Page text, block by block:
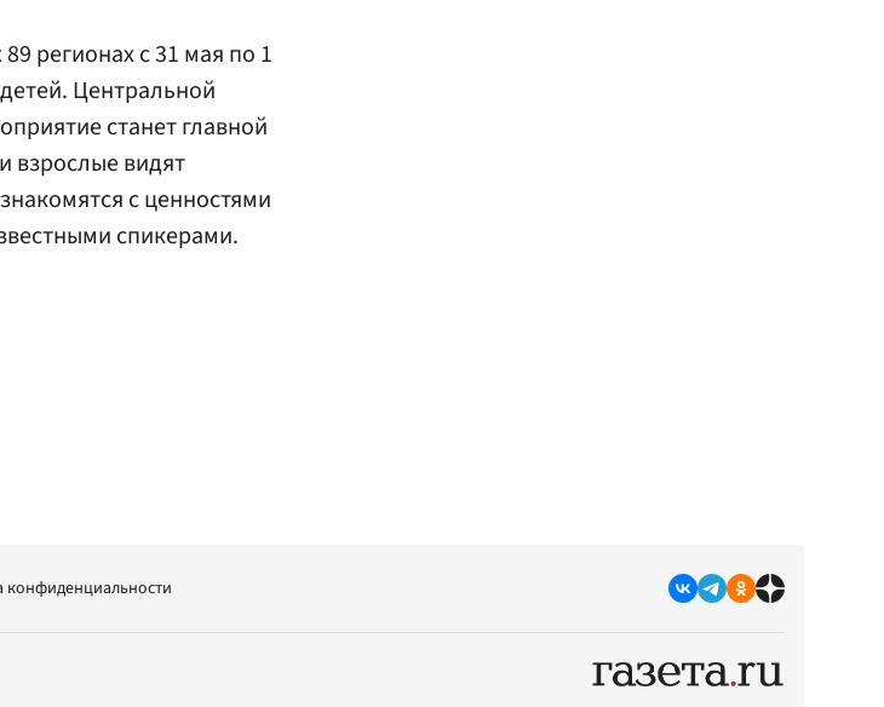
регионах с 31 мая по 1
Центральной
станет главной
взрослые видят
с ценностями
спикерами.
конфиденциальности